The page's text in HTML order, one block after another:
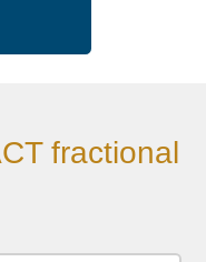
fractional